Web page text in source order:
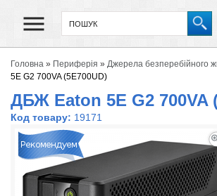
Головна » Периферія » Джерела безперебійного
5E G2 700VA (5E700UD)
ДБЖ Eaton 5E G2 700VA
Код товару: 19171